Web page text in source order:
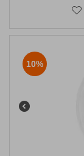
10%